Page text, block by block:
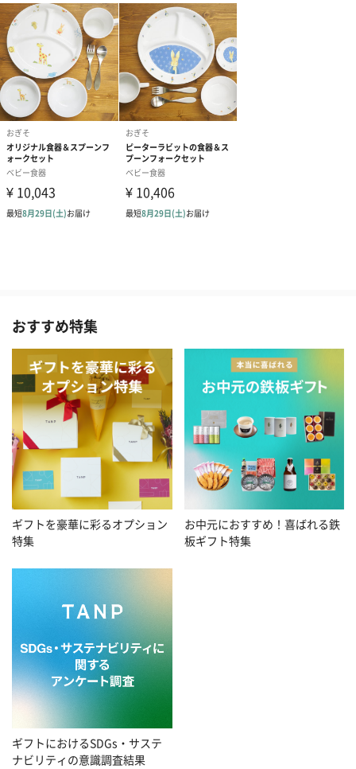
おすすめ特集
ギフトを豪華に彩るオプション
特集
お中元におすすめ！喜ばれる鉄
板ギフト特集
ギフトにおけるSDGs・サステ
ナビリティの意識調査結果